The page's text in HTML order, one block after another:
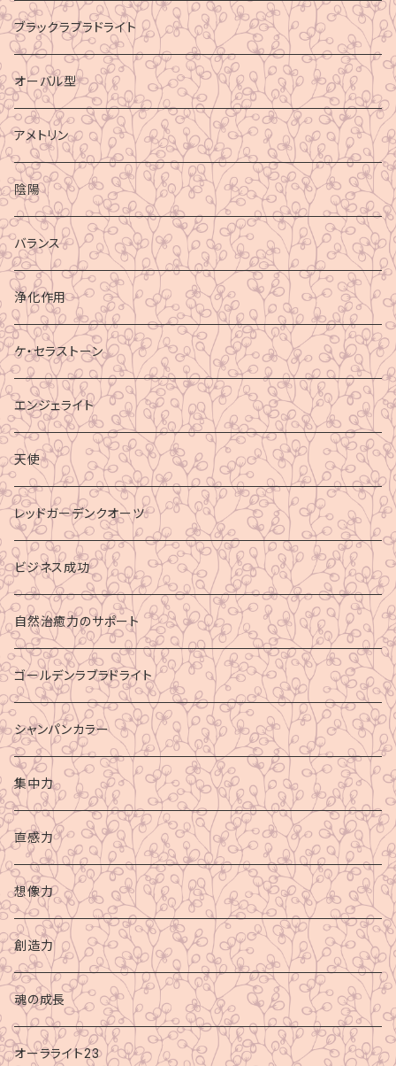
ブラックラブラドライト
オーバル型
アメトリン
陰陽
バランス
浄化作用
ケ・セラストーン
エンジェライト
天使
レッドガーデンクオーツ
ビジネス成功
自然治癒力のサポート
ゴールデンラブラドライト
シャンパンカラー
集中力
直感力
想像力
創造力
魂の成長
オーラライト23